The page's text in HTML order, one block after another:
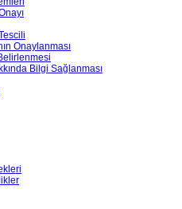
Onaylanması
Bilgi Sağlanması